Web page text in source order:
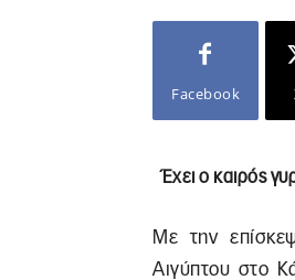
Facebook
Έχει ο καιρός
Με την
Αιγύπτου στο